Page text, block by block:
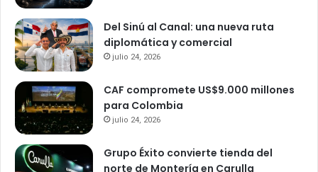
Del Sinú al Canal: una nueva ruta
diplomática y comercial
julio 24, 2026
CAF compromete US$9.000 millones
para Colombia
julio 24, 2026
Grupo Éxito convierte tienda del
norte de Montería en Carulla